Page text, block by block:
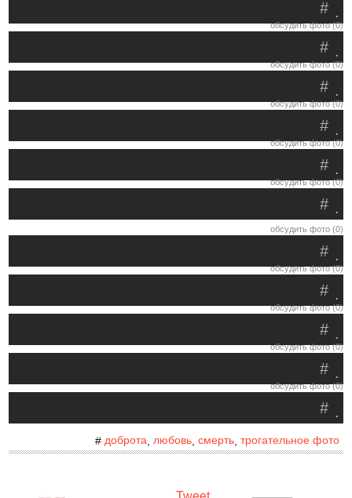
.
#
обсудить фото (0)
.
#
обсудить фото (0)
.
#
обсудить фото (0)
.
#
обсудить фото (0)
.
#
обсудить фото (0)
.
#
обсудить фото (0)
.
#
обсудить фото (0)
.
#
обсудить фото (0)
.
#
обсудить фото (0)
.
#
обсудить фото (0)
.
#
# доброта, любовь, смерть, трогательное фото